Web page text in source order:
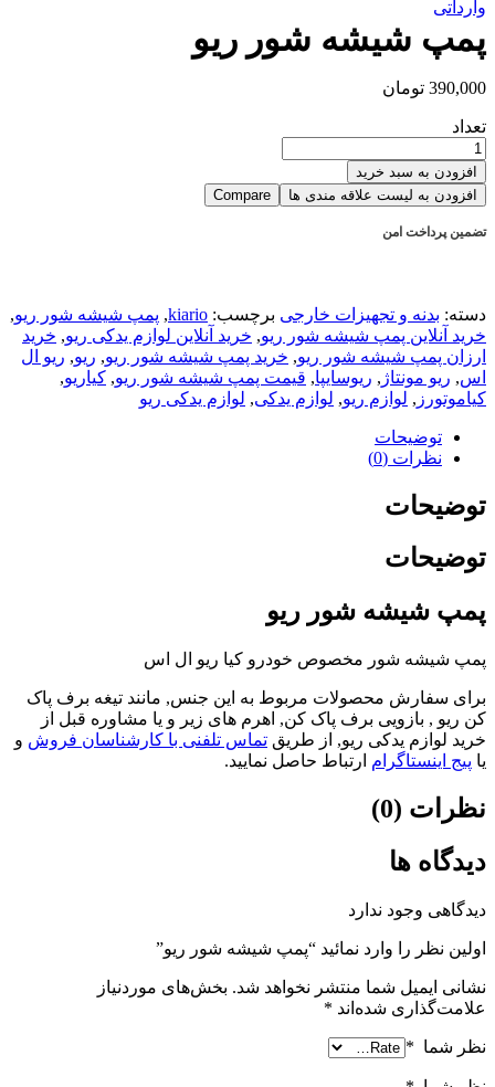
وارداتی
پمپ شیشه شور ریو
390,000 تومان
تعداد
پمپ
شیشه
شور
ریو
تعداد
افزودن به سبد خرید
افزودن به لیست علاقه مندی ها
Compare
تضمین پرداخت امن
دسته: بدنه و تجهیزات خارجی برچسب: kiario
, پمپ شیشه شور ریو,
خرید آنلاین پمپ شیشه شور ریو, خرید آنلاین لوازم یدکی ریو, خرید
ارزان پمپ شیشه شور ریو, خرید پمپ شیشه شور ریو, ریو, ریو ال
اس, ریو مونتاژ , ریوسایپا, قیمت پمپ شیشه شور ریو, کیاریو,
کیاموتورز , لوازم ریو, لوازم یدکی, لوازم یدکی ریو
توضیحات
نظرات (0)
توضیحات
توضیحات
پمپ شیشه شور ریو
پمپ شیشه شور مخصوص خودرو کیا ریو ال اس
برای سفارش محصولات مربوط به این جنس, مانند تیغه برف پاک
کن ریو , بازویی برف پاک کن, اهرم های زیر و یا مشاوره قبل از
خرید لوازم یدکی ریو, از طریق تماس تلفنی با کارشناسان فروش و
یا پیج اینستاگرام ارتباط حاصل نمایید.
نظرات (0)
دیدگاه ها
دیدگاهی وجود ندارد
اولین نظر را وارد نمائید “پمپ شیشه شور ریو”
نشانی ایمیل شما منتشر نخواهد شد. بخش‌های موردنیاز
علامت‌گذاری شده‌اند *
نظر شما *